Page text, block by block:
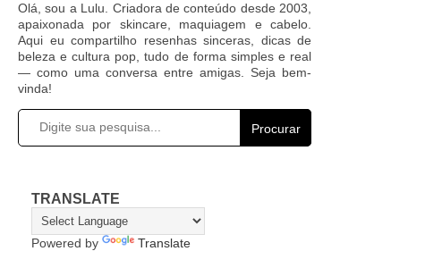
Olá, sou a Lulu. Criadora de conteúdo desde 2003,
apaixonada por skincare, maquiagem e cabelo.
Aqui eu compartilho resenhas sinceras, dicas de
beleza e cultura pop, tudo de forma simples e real
— como uma conversa entre amigas. Seja bem-
vinda!
Procurar
TRANSLATE
Powered by Translate